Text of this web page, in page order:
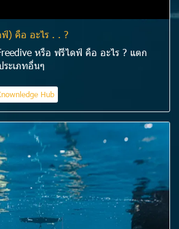
) คือ อะไร . . ?
หรือ ฟรีไดฟ์ คือ อะไร ? แตก
ะเภทอื่นๆ
Hub